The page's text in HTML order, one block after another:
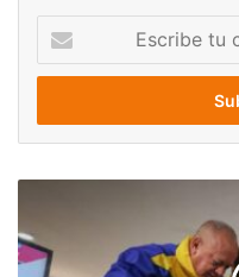
correo
''Nuestro
Pueblo